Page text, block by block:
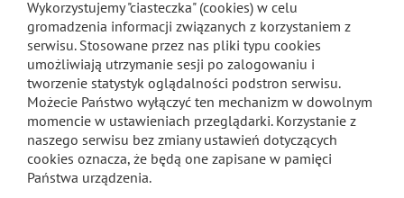
Wykorzystujemy "ciasteczka" (cookies) w celu
gromadzenia informacji związanych z korzystaniem z
serwisu. Stosowane przez nas pliki typu cookies
umożliwiają utrzymanie sesji po zalogowaniu i
tworzenie statystyk oglądalności podstron serwisu.
Możecie Państwo wyłączyć ten mechanizm w dowolnym
momencie w ustawieniach przeglądarki. Korzystanie z
naszego serwisu bez zmiany ustawień dotyczących
cookies oznacza, że będą one zapisane w pamięci
Państwa urządzenia.